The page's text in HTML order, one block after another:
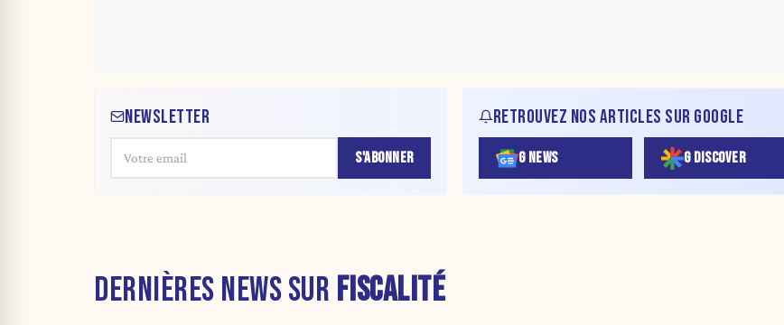
NEWSLETTER
S'ABONNER
RETROUVEZ NOS ARTICLES SUR GOOGLE
G NEWS G DISCOVER
DERNIÈRES NEWS SUR FISCALITÉ